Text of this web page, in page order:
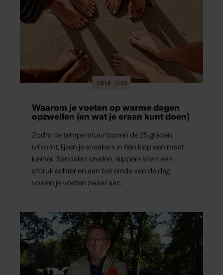
VRIJE TIJD
Waarom je voeten op warme dagen
opzwellen (en wat je eraan kunt doen)
Zodra de temperatuur boven de 25 graden
uitkomt, lijken je sneakers in één klap een maat
kleiner. Sandalen knellen, slippers laten een
afdruk achter en aan het einde van de dag
voelen je voeten zwaar aan.